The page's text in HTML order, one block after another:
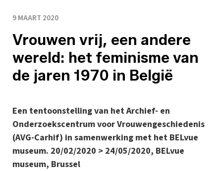
9 MAART 2020
Vrouwen vrij, een andere
wereld: het feminisme van
de jaren 1970 in België
Een tentoonstelling van het Archief- en
Onderzoekscentrum voor Vrouwengeschiedenis
(AVG-Carhif) in samenwerking met het BELvue
museum. 20/02/2020 > 24/05/2020, BELvue
museum, Brussel